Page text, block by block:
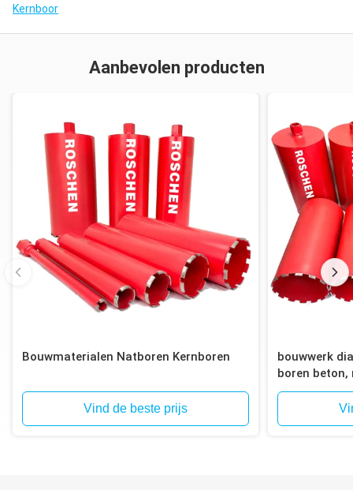
Kernboor
Aanbevolen producten
Bouwmaterialen Natboren Kernboren
Vind de beste prijs
bouwwerk
boren beton,
baksteen,